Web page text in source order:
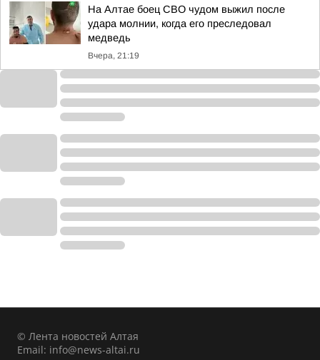
На Алтае боец СВО чудом выжил после
удара молнии, когда его преследовал
медведь
Вчера, 21:19
© Лента новостей Алтая
Email: info@news-altai.ru